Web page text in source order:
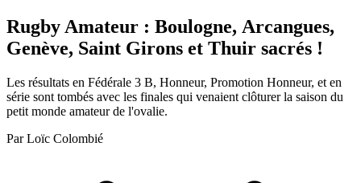
Rugby Amateur : Boulogne, Arcangues,
Genève, Saint Girons et Thuir sacrés !
Les résultats en Fédérale 3 B, Honneur, Promotion Honneur, et en
série sont tombés avec les finales qui venaient clôturer la saison du
petit monde amateur de l'ovalie.
Par Loïc Colombié